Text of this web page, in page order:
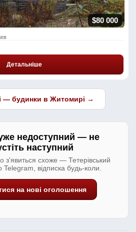
$80 000
Детальніше
— будинки в Житомирі →
недоступний — не
наступний
схоже — Тетерівський
відписка будь-коли.
на нові оголошення